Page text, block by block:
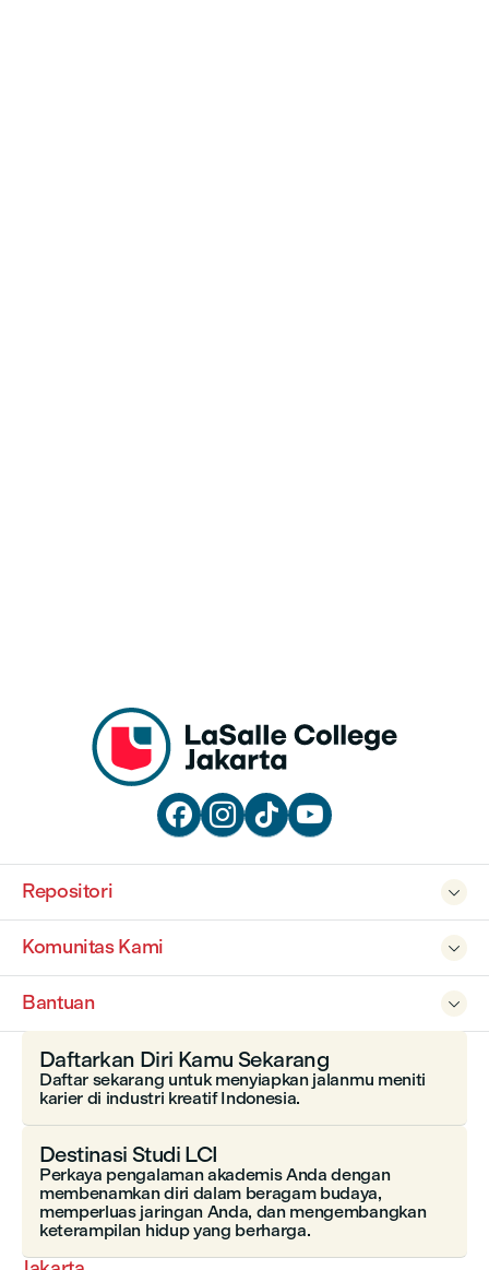
   

Repositori

Komunitas Kami

Bantuan
Daftarkan Diri Kamu Sekarang
Daftar sekarang untuk menyiapkan jalanmu meniti
karier di industri kreatif Indonesia.
Destinasi Studi LCI
Perkaya pengalaman akademis Anda dengan
membenamkan diri dalam beragam budaya,
memperluas jaringan Anda, dan mengembangkan
keterampilan hidup yang berharga.